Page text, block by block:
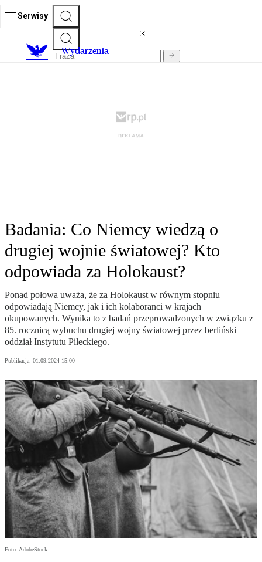
Serwisy
Wydarzenia
Badania: Co Niemcy wiedzą o
drugiej wojnie światowej? Kto
odpowiada za Holokaust?
Ponad połowa uważa, że za Holokaust w równym stopniu
odpowiadają Niemcy, jak i ich kolaboranci w krajach
okupowanych. Wynika to z badań przeprowadzonych w związku z
85. rocznicą wybuchu drugiej wojny światowej przez berliński
oddział Instytutu Pileckiego.
Publikacja: 01.09.2024 15:00
Foto: AdobeStock